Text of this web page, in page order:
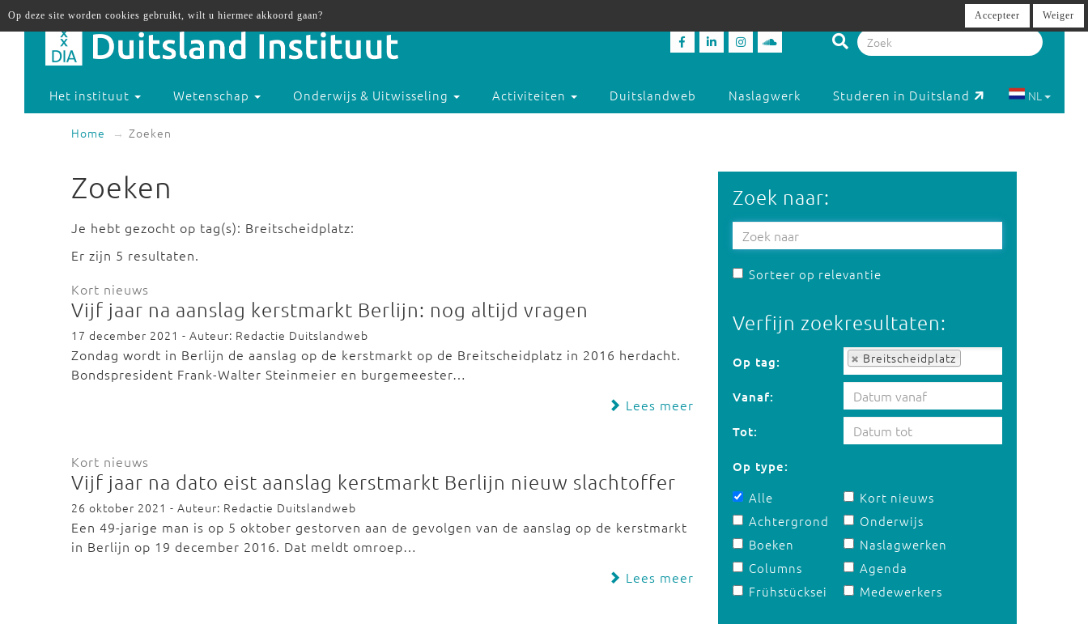
Het instituut Wetenschap Onderwijs & Uitwisseling Activiteiten Duitslandweb Naslagwerk Studeren in Duitsland NL
Home Zoeken
Zoeken
Je hebt gezocht op tag(s): Breitscheidplatz:
Er zijn 5 resultaten.
Kort nieuws
Vijf jaar na aanslag kerstmarkt Berlijn: nog altijd vragen
17 december 2021 - Auteur: Redactie Duitslandweb
Zondag wordt in Berlijn de aanslag op de kerstmarkt op de Breitscheidplatz in 2016 herdacht.
Bondspresident Frank-Walter Steinmeier en burgemeester…
Lees meer
Kort nieuws
Vijf jaar na dato eist aanslag kerstmarkt Berlijn nieuw slachtoffer
26 oktober 2021 - Auteur: Redactie Duitslandweb
Een 49-jarige man is op 5 oktober gestorven aan de gevolgen van de aanslag op de kerstmarkt
in Berlijn op 19 december 2016. Dat meldt omroep…
Lees meer
Zoek naar:
Sorteer op relevantie
Verfijn zoekresultaten:
Op tag: Breitscheidplatz
Op tag:
Vanaf:
Tot:
Op type:
Alle
Achtergrond
Boeken
Columns
Frühstücksei
Kort nieuws
Onderwijs
Naslagwerken
Agenda
Medewerkers
Op deze site worden cookies gebruikt, wilt u hiermee akkoord gaan? Accepteer Weiger